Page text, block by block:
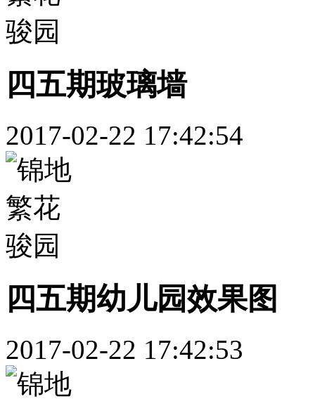
四五期玻璃墙
2017-02-22 17:42:54
四五期幼儿园效果图
2017-02-22 17:42:53